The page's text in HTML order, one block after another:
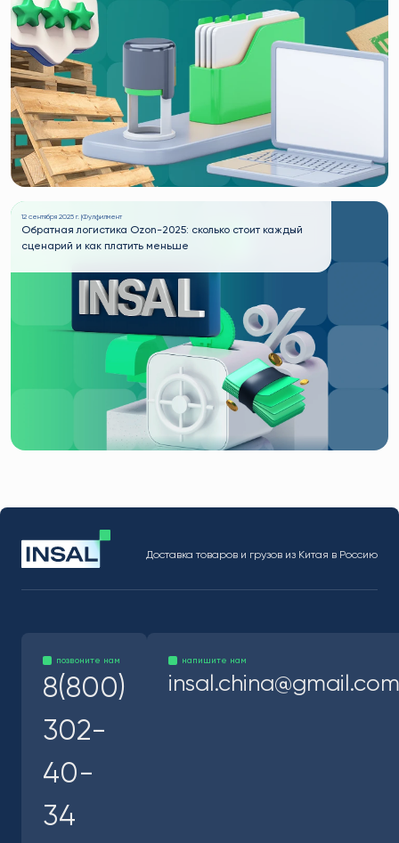
12 сентября 2025 г. | Фулфилмент
Обратная логистика Ozon-2025: сколько стоит каждый
сценарий и как платить меньше
Доставка товаров и грузов из Китая в Россию
позвоните нам
8(800)
302-
40-
34
напишите нам
insal.china@gmail.com